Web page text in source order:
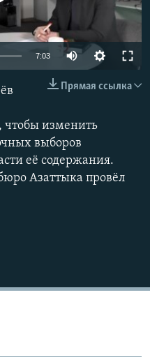
7:03
Прямая ссылка
чтобы изменить
выборов
её содержания.
Азаттыка провёл